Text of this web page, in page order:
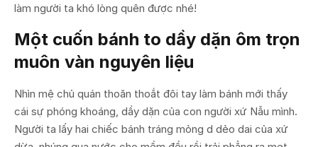
làm người ta khó lòng quên được nhé!
Một cuốn bánh to dầy dặn ôm trọn
muôn vàn nguyên liệu
Nhìn mệ chủ quán thoăn thoắt đôi tay làm bánh mới thấy
cái sự phóng khoáng, dầy dặn của con người xứ Nẫu mình.
Người ta lấy hai chiếc bánh tráng mỏng d dẻo dai của xứ